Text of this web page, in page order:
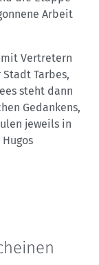
Arbeit
Vertretern
Tarbes,
steht dann
Gedankens,
jeweils in